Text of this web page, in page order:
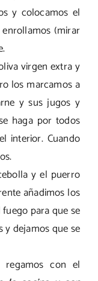
y colocamos el
(mirar
virgen extra y
los marcamos a
y sus jugos y
haga por todos
interior. Cuando
y el puerro
añadimos los
para que se
y dejamos que se
con el